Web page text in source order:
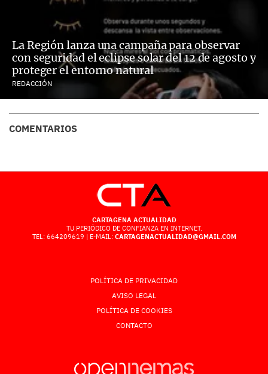
La Región lanza una campaña para observar
con seguridad el eclipse solar del 12 de agosto y
proteger el entorno natural
REDACCIÓN
COMENTARIOS
CARTAGENA ACTUALIDAD
TU PERIÓDICO DE CONFIANZA EN INTERNET.
TEL: 664209619 | E-MAIL: CARTAGENACTUALIDAD@GMAIL.COM
POLÍTICA DE PRIVACIDAD
AVISO LEGAL
POLÍTICA DE COOKIES
CONTACTO